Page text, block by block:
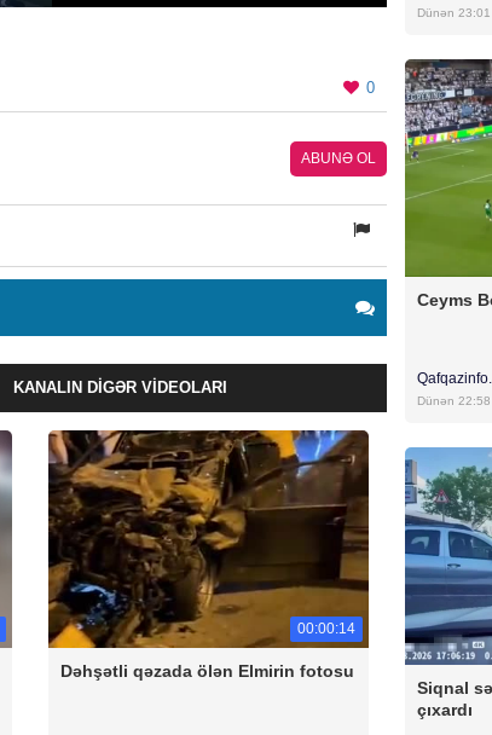
0
ABUNƏ OL
KANALIN DIGƏR VIDEOLARI
00:00:14
Dəhşətli qəzada ölən Elmirin fotosu
Dünən 23:01
Ceyms
Dünən 22:58
Siqnal
çıxardı